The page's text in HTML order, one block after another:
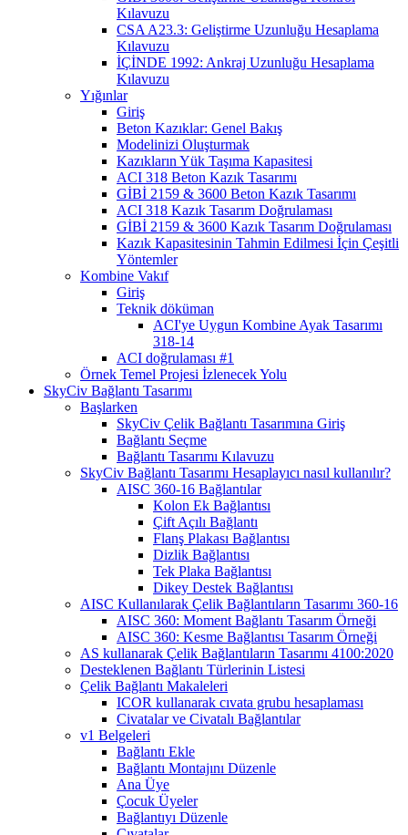
Kılavuzu
CSA A23.3: Geliştirme Uzunluğu Hesaplama
Kılavuzu
İÇİNDE 1992: Ankraj Uzunluğu Hesaplama
Kılavuzu
Yığınlar
Giriş
Beton Kazıklar: Genel Bakış
Modelinizi Oluşturmak
Kazıkların Yük Taşıma Kapasitesi
ACI 318 Beton Kazık Tasarımı
GİBİ 2159 & 3600 Beton Kazık Tasarımı
ACI 318 Kazık Tasarım Doğrulaması
GİBİ 2159 & 3600 Kazık Tasarım Doğrulaması
Kazık Kapasitesinin Tahmin Edilmesi İçin Çeşitli
Yöntemler
Kombine Vakıf
Giriş
Teknik döküman
ACI'ye Uygun Kombine Ayak Tasarımı
318-14
ACI doğrulaması #1
Örnek Temel Projesi İzlenecek Yolu
SkyCiv Bağlantı Tasarımı
Başlarken
SkyCiv Çelik Bağlantı Tasarımına Giriş
Bağlantı Seçme
Bağlantı Tasarımı Kılavuzu
SkyCiv Bağlantı Tasarımı Hesaplayıcı nasıl kullanılır?
AISC 360-16 Bağlantılar
Kolon Ek Bağlantısı
Çift Açılı Bağlantı
Flanş Plakası Bağlantısı
Dizlik Bağlantısı
Tek Plaka Bağlantısı
Dikey Destek Bağlantısı
AISC Kullanılarak Çelik Bağlantıların Tasarımı 360-16
AISC 360: Moment Bağlantı Tasarım Örneği
AISC 360: Kesme Bağlantısı Tasarım Örneği
AS kullanarak Çelik Bağlantıların Tasarımı 4100:2020
Desteklenen Bağlantı Türlerinin Listesi
Çelik Bağlantı Makaleleri
ICOR kullanarak cıvata grubu hesaplaması
Civatalar ve Civatalı Bağlantılar
v1 Belgeleri
Bağlantı Ekle
Bağlantı Montajını Düzenle
Ana Üye
Çocuk Üyeler
Bağlantıyı Düzenle